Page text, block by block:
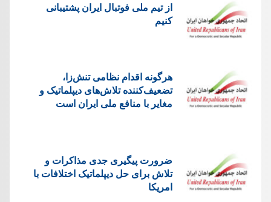
از تیم ملی فوتبال ایران پشتیبانی
کنیم
هرگونه اقدام نظامی تنش‌زا،
تضعیف‌کننده تلاش‌های دیپلماتیک و
مغایر با منافع ملی ایران است
ضرورت پیگیری جدی مذاکرات و
تلاش برای حل دیپلماتیک اختلافات با
امریکا